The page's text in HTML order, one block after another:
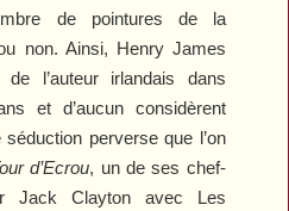
de pointures de la
non. Ainsi, Henry James
l’auteur irlandais dans
et d’aucun considèrent
perverse que l’on
d’Ecrou, un de ses chef-
Jack Clayton avec Les